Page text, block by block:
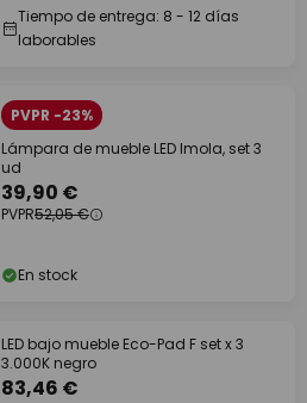
Tiempo de entrega: 8 - 12 días
laborables
PVPR -23%
Lámpara de mueble LED Imola, set 3
ud
39,90 €
PVPR52,05 €
En stock
LED bajo mueble Eco-Pad F set x 3
3.000K negro
83,46 €